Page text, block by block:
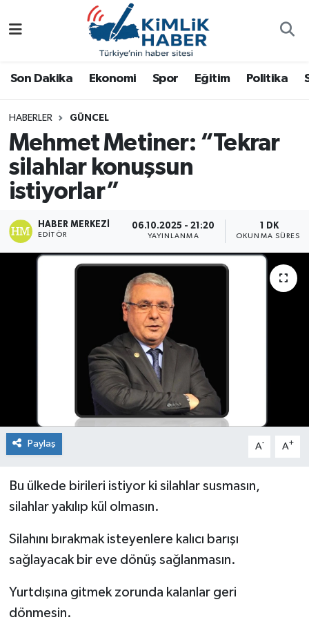
Son Dakika Ekonomi Spor Eğitim Politika
HABERLER GÜNCEL
Mehmet Metiner: “Tekrar
silahlar konuşsun
istiyorlar”
HABER MERKEZI
EDITÖR
06.10.2025 - 21:20
YAYINLANMA
1 DK
OKUNMA SÜRESI
Paylaş A- A+
Bu ülkede birileri istiyor ki silahlar susmasın,
silahlar yakılıp kül olmasın.
Silahını bırakmak isteyenlere kalıcı barışı
sağlayacak bir eve dönüş sağlanmasın.
Yurtdışına gitmek zorunda kalanlar geri
dönmesin.
Antalya
Dünya
Eğitim
Ekonomi
Gemlik
Mudanya
Politika
Sağlık
Spor
Nöbetçi Eczaneler
Namaz Vakitleri
Trafik Durumu
Süper Lig Puan Durumu ve Fikstür
Tüm Manşetler
Son Dakika Haberleri